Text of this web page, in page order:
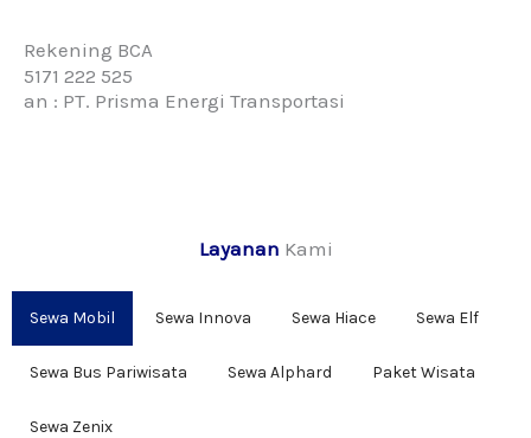
Rekening BCA
5171 222 525
an : PT. Prisma Energi Transportasi
Layanan Kami
Sewa Mobil Sewa Innova Sewa Hiace Sewa Elf
Sewa Bus Pariwisata Sewa Alphard Paket Wisata
Sewa Zenix